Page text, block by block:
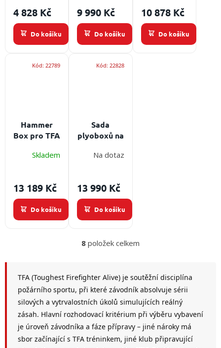
4 828 Kč
Do košíku
9 990 Kč
Do košíku
číslic: 260
mm
10 878 Kč
Do košíku
Hammer
Box pro TFA
profesionální
hasiče
Skladem
13 189 Kč
Do košíku
Kód: 22789
Sada
plyoboxů na
Na dotaz
13 990 Kč
Do košíku
Kód: 22828
O
á
d
a
c
í
p
r
v
8 položek celkem
TFA (Toughest Firefighter Alive) je soutěžní disciplína
požárního sportu, při které závodník absolvuje sérii
silových a vytrvalostních úkolů simulujících reálný
zásah. Hlavní rozhodovací kritérium při výběru vybavení
je úroveň závodníka a fáze přípravy – jiné nároky má
sbor začínající s TFA tréninkem, jiné klub připravující